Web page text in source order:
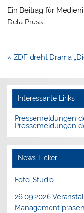
Ein Beitrag für
Dela Press.
Beitragsnavigation
« ZDF dreht Drama
Interessante Links
Pressemeldungen
Pressemeldungen
News Ticker
Foto-Studio
26.09.2026
Management